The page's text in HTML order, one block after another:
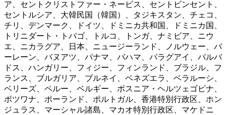
ア、セントクリストファー・ネービス、セントビンセント、
セントルシア、大韓民国（韓国）、タジキスタン、チェコ、
チリ、デンマーク、ドイツ、ドミニカ共和国、ドミニカ国、
トリニダート・トバゴ、トルコ、トンガ、ナミビア、ニウ
エ、ニカラグア、日本、ニュージーランド、ノルウェー、バ
ーレーン、バヌアツ、パナマ、バハマ、パラグアイ、バルバ
ドス、ハンガリー、フィジー、フィンランド、ブラジル、フ
ランス、ブルガリア、ブルネイ、ベネズエラ、ベラルーシ、
ベリーズ、ペルー、ベルギー、ボスニア・ヘルツェゴビナ、
ボツワナ、ポーランド、ポルトガル、香港特別行政区、ホン
ジュラス、マーシャル諸島、マカオ特別行政区、マケドニ